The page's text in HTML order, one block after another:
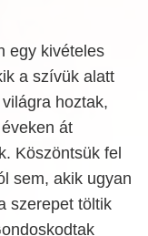
egy kivételes
a szívük alatt
hoztak,
át
Köszöntsük fel
sem, akik ugyan
szerepet töltik